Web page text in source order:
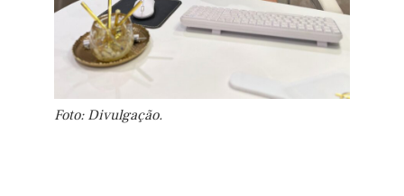
Foto: Divulgação.